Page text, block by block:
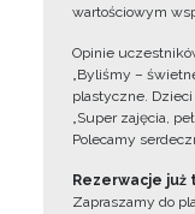
wartościowym
Opinie
„Byliśmy –
plastyczne.
„Super zajęcia,
Polecamy
Rezerwacje już
Zapraszamy do